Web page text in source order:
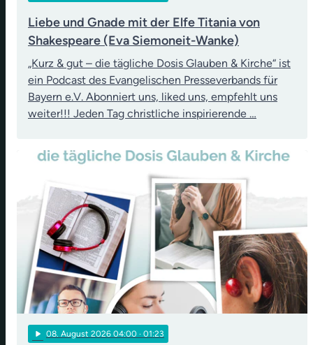
Liebe und Gnade mit der Elfe Titania von
Shakespeare (Eva Siemoneit-Wanke)
„Kurz & gut – die tägliche Dosis Glauben & Kirche“ ist
ein Podcast des Evangelischen Presseverbands für
Bayern e.V. Abonniert uns, liked uns, empfehlt uns
weiter!!! Jeden Tag christliche inspirierende …
play_arrow 08. August 2026 04:00 · 01:23